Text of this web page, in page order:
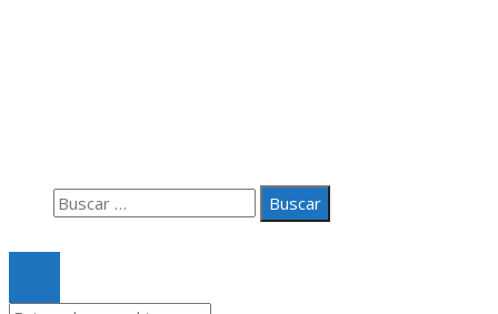
Buscar: